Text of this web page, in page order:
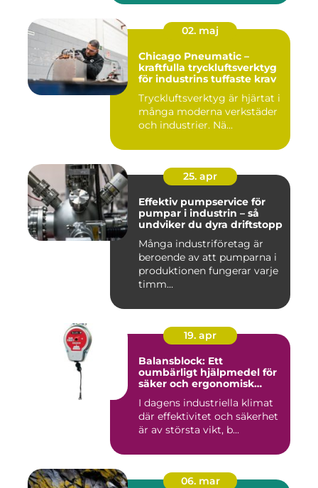
02. maj
Chicago Pneumatic –
kraftfulla tryckluftsverktyg
för industrins tuffaste krav
Tryckluftsverktyg är hjärtat i
många moderna verkstäder
och industrier. Nä...
25. apr
Effektiv pumpservice för
pumpar i industrin – så
undviker du dyra driftstopp
Många industriföretag är
beroende av att pumparna i
produktionen fungerar varje
timm...
19. apr
Balansblock: Ett
oumbärligt hjälpmedel för
säker och ergonomisk
I dagens industriella klimat
där effektivitet och säkerhet
är av största vikt, b...
06. mar